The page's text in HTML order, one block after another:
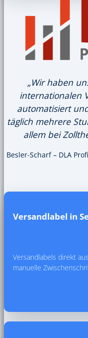
„Wir haben
internationalen
automatisiert
täglich mehrere
allem bei
Besler-Scharf – DLA
Versandlabel in
Versandlabels direkt
manuelle